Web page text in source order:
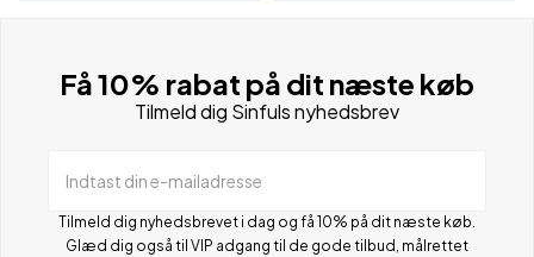
Få 10% rabat på dit næste køb
Tilmeld dig Sinfuls nyhedsbrev
Indtast din e-mailadresse
Tilmeld dig nyhedsbrevet i dag og få 10% på dit næste køb.
Glæd dig også til VIP adgang til de gode tilbud, målrettet